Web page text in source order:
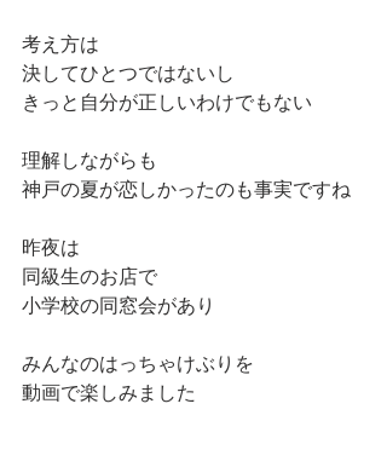
考え方は
決してひとつではないし
きっと自分が正しいわけでもない
理解しながらも
神戸の夏が恋しかったのも事実ですね
昨夜は
同級生のお店で
小学校の同窓会があり
みんなのはっちゃけぶりを
動画で楽しみました